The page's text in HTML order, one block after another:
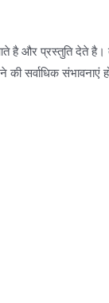
और प्रस्तुति देते है।
सर्वाधिक संभावनाएं